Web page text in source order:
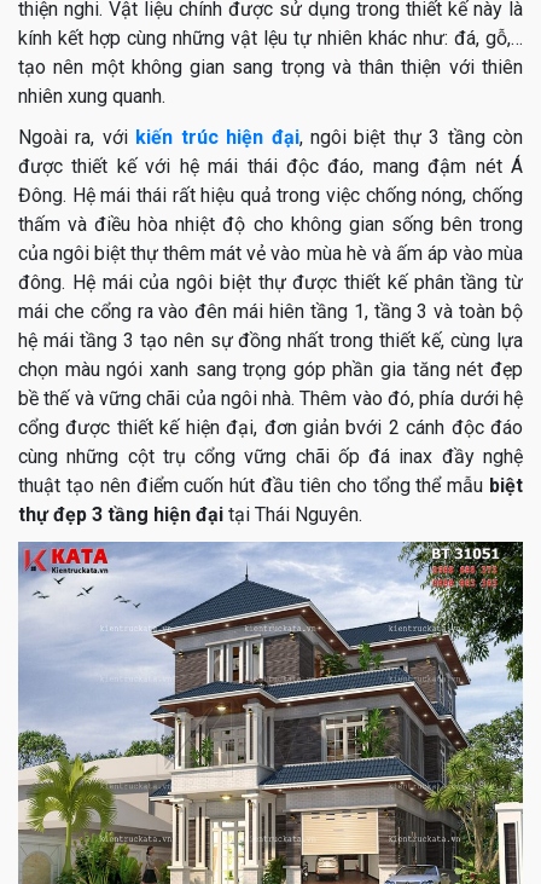
thiện nghi. Vật liệu chính được sử dụng trong thiết kế này là
kính kết hợp cùng những vật lệu tự nhiên khác như: đá, gỗ,…
tạo nên một không gian sang trọng và thân thiện với thiên
nhiên xung quanh.
Ngoài ra, với kiến trúc hiện đại, ngôi biệt thự 3 tầng còn
được thiết kế với hệ mái thái độc đáo, mang đậm nét Á
Đông. Hệ mái thái rất hiệu quả trong việc chống nóng, chống
thấm và điều hòa nhiệt độ cho không gian sống bên trong
của ngôi biệt thự thêm mát vẻ vào mùa hè và ấm áp vào mùa
đông. Hệ mái của ngôi biệt thự được thiết kế phân tầng từ
mái che cổng ra vào đên mái hiên tầng 1, tầng 3 và toàn bộ
hệ mái tầng 3 tạo nên sự đồng nhất trong thiết kế, cùng lựa
chọn màu ngói xanh sang trọng góp phần gia tăng nét đẹp
bề thế và vững chãi của ngôi nhà. Thêm vào đó, phía dưới hệ
cổng được thiết kế hiện đại, đơn giản bvới 2 cánh độc đáo
cùng những cột trụ cổng vững chãi ốp đá inax đầy nghệ
thuật tạo nên điểm cuốn hút đầu tiên cho tổng thể mẫu biệt
thự đẹp 3 tầng hiện đại tại Thái Nguyên.